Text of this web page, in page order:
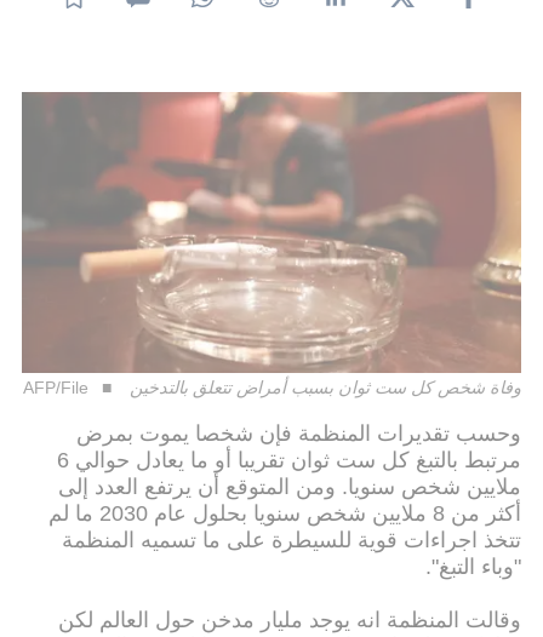
وفاة شخص كل ست ثوان بسبب أمراض تتعلق بالتدخين AFP/File
وحسب تقديرات المنظمة فإن شخصا يموت بمرض
مرتبط بالتبغ كل ست ثوان تقريبا أو ما يعادل حوالي 6
ملايين شخص سنويا. ومن المتوقع أن يرتفع العدد إلى
أكثر من 8 ملايين شخص سنويا بحلول عام 2030 ما لم
تتخذ اجراءات قوية للسيطرة على ما تسميه المنظمة
"وباء التبغ".
وقالت المنظمة انه يوجد مليار مدخن حول العالم لكن